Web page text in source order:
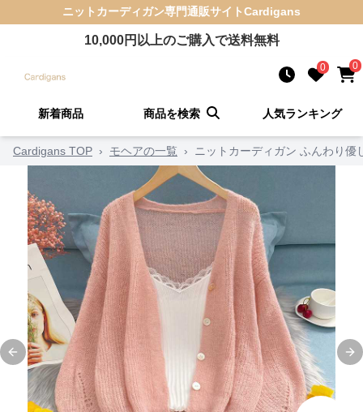
ニットカーディガン専門通販サイトCardigans
10,000円以上のご購入で送料無料
0 0
新着商品 商品を検索 人気ランキング
Cardigans TOP › モヘアの一覧 › ニットカーディガン ふんわり優
Previous slide